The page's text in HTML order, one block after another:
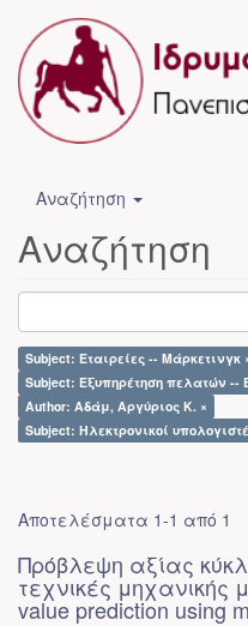
Αναζήτηση
Αναζήτηση
Subject: Εταιρείες -- Μάρκετινγκ
Subject: Εξυπηρέτηση πελατών --
Author: Αδάμ, Αργύριος Κ. ×
Subject: Ηλεκτρονικοί
Αποτελέσματα 1-1 από 1
Πρόβλεψη αξίας
τεχνικές μηχανικής
value prediction using